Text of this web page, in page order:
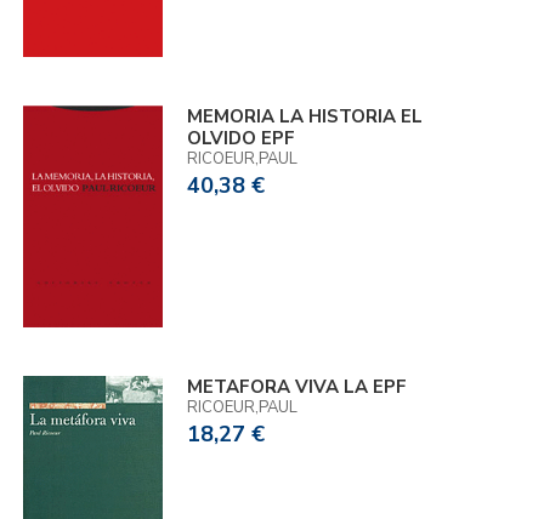
MEMORIA LA HISTORIA EL
OLVIDO EPF
RICOEUR,PAUL
40,38 €
METAFORA VIVA LA EPF
RICOEUR,PAUL
18,27 €